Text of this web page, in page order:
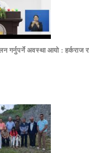
गर्नुपर्ने अवस्था आयो : हर्कराज